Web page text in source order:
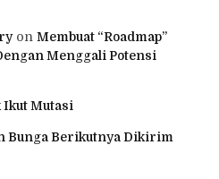
on Membuat “Roadmap”
Menggali Potensi
Ikut Mutasi
Bunga Berikutnya Dikirim